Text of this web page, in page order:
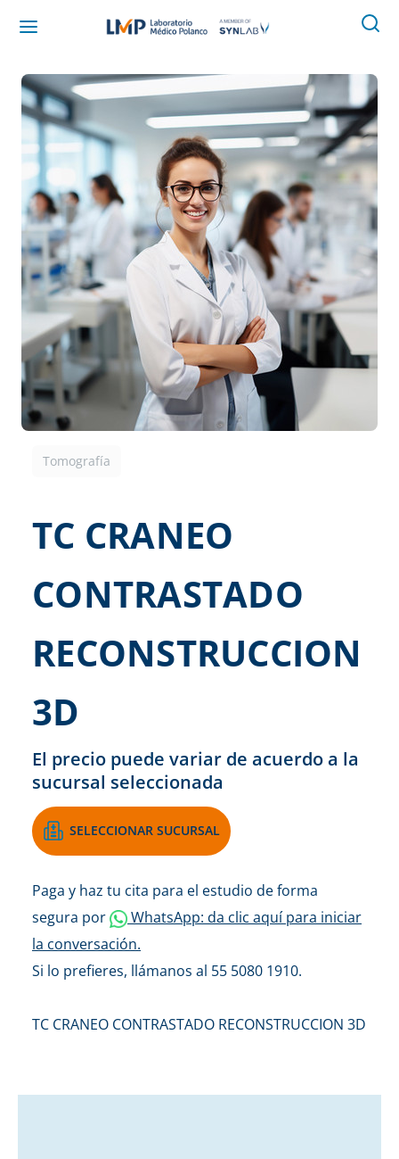
Tomografía
TC CRANEO
CONTRASTADO
RECONSTRUCCION
3D
El precio puede variar de acuerdo a la
sucursal seleccionada
SELECCIONAR SUCURSAL
Paga y haz tu cita para el estudio de forma
segura por
WhatsApp: da clic aquí para iniciar
la conversación.
Si lo prefieres, llámanos al 55 5080 1910.
TC CRANEO CONTRASTADO RECONSTRUCCION 3D